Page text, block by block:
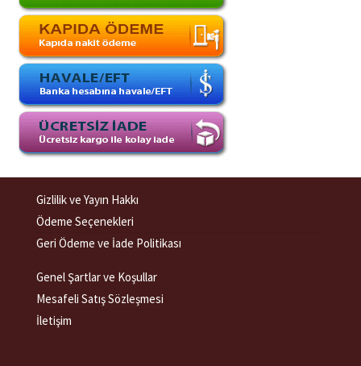
Gizlilik ve Yayın Hakkı
Ödeme Seçenekleri
Geri Ödeme ve İade Politikası
Genel Şartlar ve Koşullar
Mesafeli Satış Sözleşmesi
İletişim